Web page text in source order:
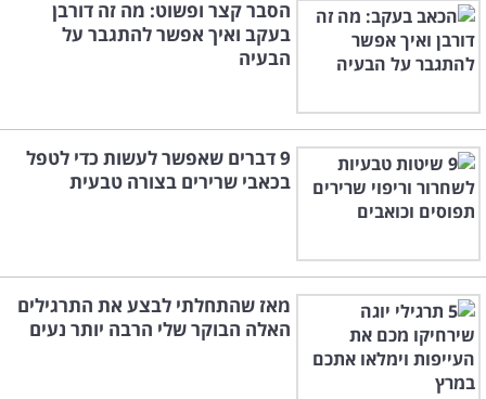
הסבר קצר ופשוט: מה זה דורבן
בעקב ואיך אפשר להתגבר על
הבעיה
9 דברים שאפשר לעשות כדי לטפל
בכאבי שרירים בצורה טבעית
מאז שהתחלתי לבצע את התרגילים
האלה הבוקר שלי הרבה יותר נעים